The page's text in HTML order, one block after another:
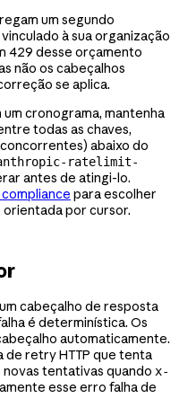
um segundo
à sua organização
429 desse orçamento
não os cabeçalhos
se aplica.
um cronograma, mantenha
todas as chaves,
abaixo do
ratelimit-
antes de atingi-lo.
para escolher
por cursor.
cabeçalho de resposta
é determinística. Os
automaticamente.
de retry HTTP que tenta
tentativas quando x-
esse erro falha de